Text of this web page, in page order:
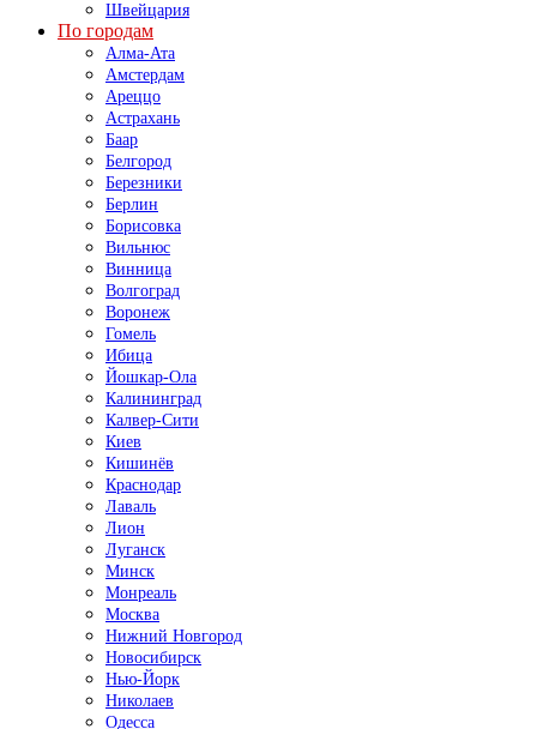
Швейцария
По городам
Алма-Ата
Амстердам
Ареццо
Астрахань
Баар
Белгород
Березники
Берлин
Борисовка
Вильнюс
Винница
Волгоград
Воронеж
Гомель
Ибица
Йошкар-Ола
Калининград
Калвер-Сити
Киев
Кишинёв
Краснодар
Лаваль
Лион
Луганск
Минск
Монреаль
Москва
Нижний Новгород
Новосибирск
Нью-Йорк
Николаев
Одесса